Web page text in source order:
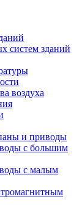
систем зданий
воздуха
и приводы
с большим
с малым